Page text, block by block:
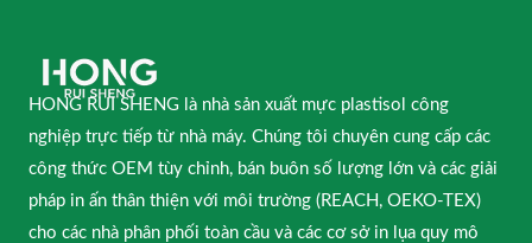
HONG RUI SHENG là nhà sản xuất mực plastisol công
nghiệp trực tiếp từ nhà máy. Chúng tôi chuyên cung cấp các
công thức OEM tùy chỉnh, bán buôn số lượng lớn và các giải
pháp in ấn thân thiện với môi trường (REACH, OEKO-TEX)
cho các nhà phân phối toàn cầu và các cơ sở in lụa quy mô